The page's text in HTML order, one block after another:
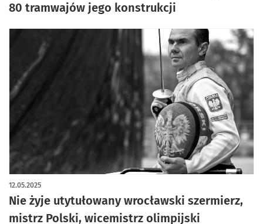
80 tramwajów jego konstrukcji
Nie żyje utytułowany wrocławski szermierz,
mistrz Polski, wicemistrz olimpijski
12.05.2025